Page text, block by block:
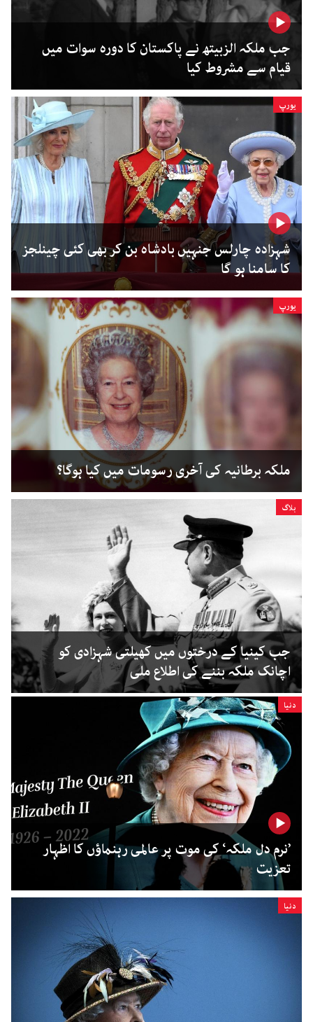
جب ملکہ الزبیتھ نے پاکستان کا دورہ سوات میں
قیام سے مشروط کیا
یورپ
شہزادہ چارلس جنہیں بادشاہ بن کر بھی کئی چینلجز
کا سامنا ہو گا
یورپ
ملکہ برطانیہ کی آخری رسومات میں کیا ہوگا؟
بلاگ
جب کینیا کے درختوں میں کھیلتی شہزادی کو
اچانک ملکہ بننے کی اطلاع ملی
دنیا
’نرم دل ملکہ‘ کی موت پر عالمی رہنماؤں کا اظہار
تعزیت
دنیا